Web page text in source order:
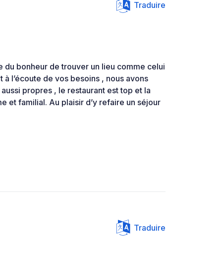
Traduire
du bonheur de trouver un lieu comme celui
l’écoute de vos besoins , nous avons
propres , le restaurant est top et la
et familial. Au plaisir d’y refaire un séjour
Traduire